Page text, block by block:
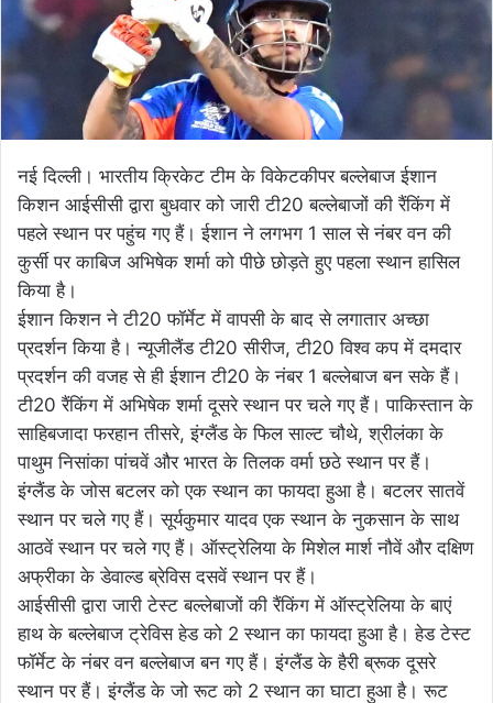
नई दिल्ली। भारतीय क्रिकेट टीम के विकेटकीपर बल्लेबाज ईशान
किशन आईसीसी द्वारा बुधवार को जारी टी20 बल्लेबाजों की रैंकिंग में
पहले स्थान पर पहुंच गए हैं। ईशान ने लगभग 1 साल से नंबर वन की
कुर्सी पर काबिज अभिषेक शर्मा को पीछे छोड़ते हुए पहला स्थान हासिल
किया है।
ईशान किशन ने टी20 फॉर्मेट में वापसी के बाद से लगातार अच्छा
प्रदर्शन किया है। न्यूजीलैंड टी20 सीरीज, टी20 विश्व कप में दमदार
प्रदर्शन की वजह से ही ईशान टी20 के नंबर 1 बल्लेबाज बन सके हैं।
टी20 रैंकिंग में अभिषेक शर्मा दूसरे स्थान पर चले गए हैं। पाकिस्तान के
साहिबजादा फरहान तीसरे, इंग्लैंड के फिल साल्ट चौथे, श्रीलंका के
पाथुम निसांका पांचवें और भारत के तिलक वर्मा छठे स्थान पर हैं।
इंग्लैंड के जोस बटलर को एक स्थान का फायदा हुआ है। बटलर सातवें
स्थान पर चले गए हैं। सूर्यकुमार यादव एक स्थान के नुकसान के साथ
आठवें स्थान पर चले गए हैं। ऑस्ट्रेलिया के मिशेल मार्श नौवें और दक्षिण
अफ्रीका के डेवाल्ड ब्रेविस दसवें स्थान पर हैं।
आईसीसी द्वारा जारी टेस्ट बल्लेबाजों की रैंकिंग में ऑस्ट्रेलिया के बाएं
हाथ के बल्लेबाज ट्रेविस हेड को 2 स्थान का फायदा हुआ है। हेड टेस्ट
फॉर्मेट के नंबर वन बल्लेबाज बन गए हैं। इंग्लैंड के हैरी ब्रूक दूसरे
स्थान पर हैं। इंग्लैंड के जो रूट को 2 स्थान का घाटा हुआ है। रूट